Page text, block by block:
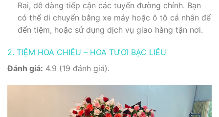
Rai, dễ dàng tiếp cận các tuyến đường chính. Bạn
có thể di chuyển bằng xe máy hoặc ô tô cá nhân để
đến tiệm, hoặc sử dụng dịch vụ giao hàng tận nơi.
2. TIỆM HOA CHIÊU – HOA TƯƠI BẠC LIÊU
Đánh giá: 4.9 (19 đánh giá).